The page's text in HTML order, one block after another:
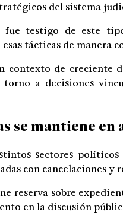
del sistema
fue testigo de este
tácticas de manera
contexto de creciente
a decisiones
se mantiene
sectores
con cancelaciones y
reserva sobre
en la discusión